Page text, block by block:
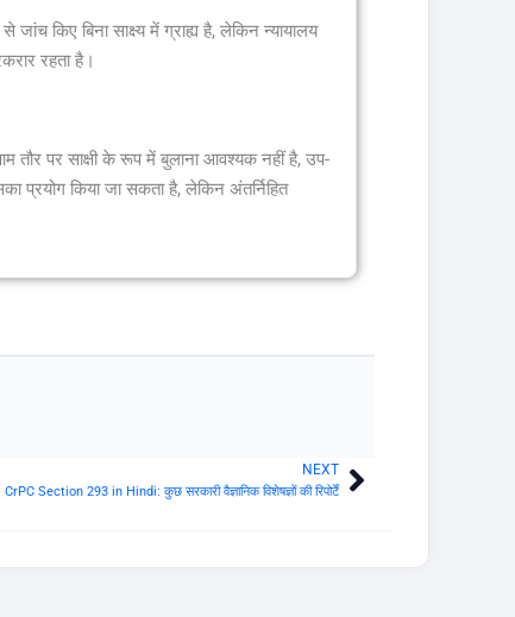
किए बिना साक्ष्य में ग्राह्य है, लेकिन न्यायालय
रहता है।
आम तौर पर साक्षी के रूप में बुलाना आवश्यक नहीं है, उप-
प्रयोग किया जा सकता है, लेकिन अंतर्निहित
NEXT
CrPC Section 293 in Hindi: कुछ सरकारी वैज्ञानिक विशेषज्ञों की रिपोर्टेंNext